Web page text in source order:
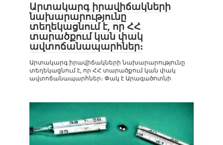
Արտակարգ իրավիճակների
նախարարությունը
տեղեկացնում է, որ ՀՀ
տարածքում կան փակ
ավտոճանապարհներ։
Արտակարգ իրավիճակների նախարարությունը
տեղեկացնում է, որ ՀՀ տարածքում կան փակ
ավտոճանապարհներ։ Փակ է Արագածոտնի